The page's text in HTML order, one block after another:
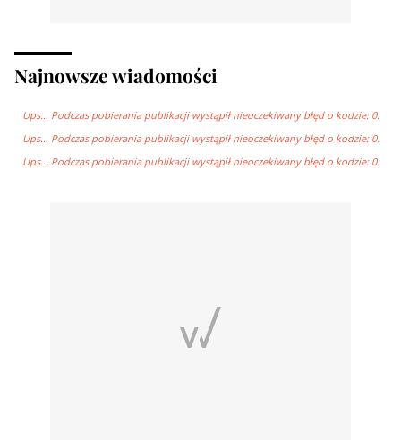
Najnowsze wiadomości
Ups… Podczas pobierania publikacji wystąpił nieoczekiwany błęd o kodzie: 0.
Ups… Podczas pobierania publikacji wystąpił nieoczekiwany błęd o kodzie: 0.
Ups… Podczas pobierania publikacji wystąpił nieoczekiwany błęd o kodzie: 0.